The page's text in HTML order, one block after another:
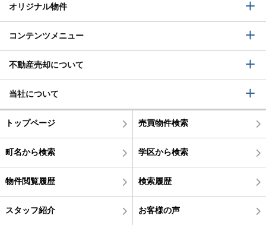
オリジナル物件
コンテンツメニュー
不動産売却について
当社について
トップページ 売買物件検索
町名から検索 学区から検索
物件閲覧履歴 検索履歴
スタッフ紹介 お客様の声